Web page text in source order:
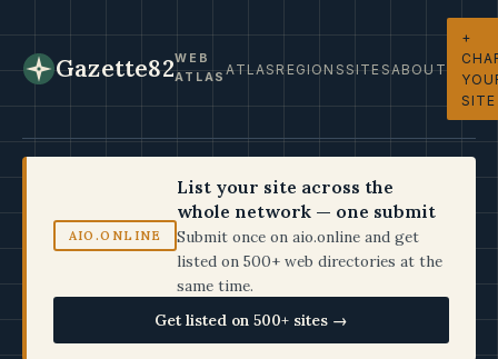
Gazette82WEB
ATLASATLASREGIONSSITESABOUT
+
SITE
AIO.ONLINE
List your site across the
whole network — one submit
Submit once on aio.online and get
listed on 500+ web directories at the
same time.
Get listed on 500+ sites →